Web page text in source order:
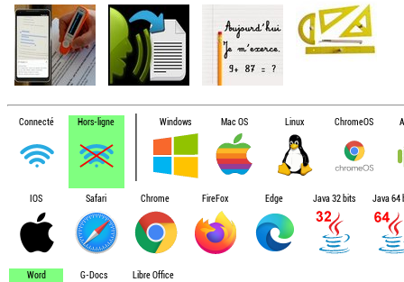
Connecté Hors-ligne Windows Mac OS Linux ChromeOS
IOS Safari Chrome FireFox Edge Java 32 bits Java 64
Word G-Docs Libre Office